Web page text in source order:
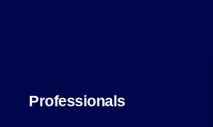
Professionals